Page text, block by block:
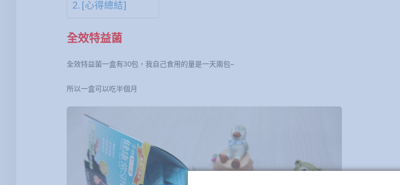
[心得總結]
全效特益菌
全效特益菌一盒有30包，我自己食用的量是一天兩包~
所以一盒可以吃半個月